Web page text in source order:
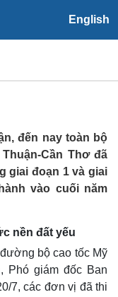
English
thời tiết
Thơ
cuối năm
đến nay toàn bộ
Cần Thơ đã
giai đoạn 1 và giai
vào cuối năm
nền đất yếu
bộ cao tốc Mỹ
Phó giám đốc Ban
7, các đơn vị đã thi